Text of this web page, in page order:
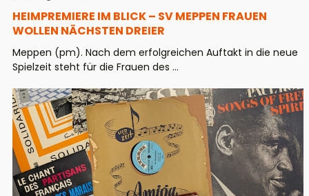
HEIMPREMIERE IM BLICK – SV MEPPEN FRAUEN
WOLLEN NÄCHSTEN DREIER
Meppen (pm). Nach dem erfolgreichen Auftakt in die neue
Spielzeit steht für die Frauen des ...